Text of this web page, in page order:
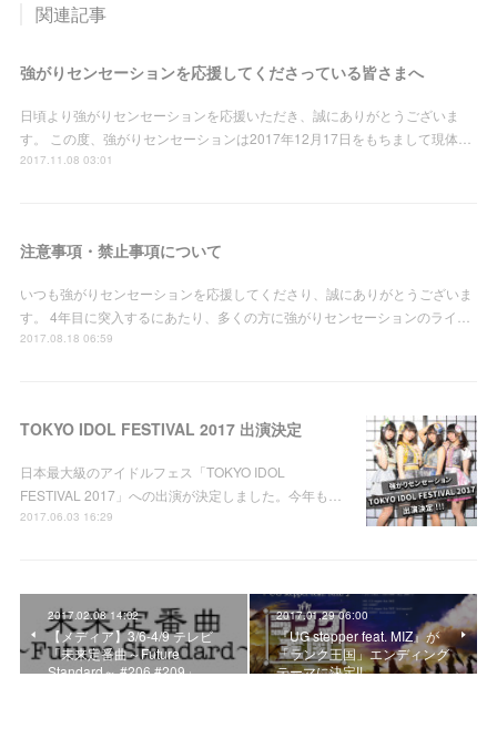
関連記事
強がりセンセーションを応援してくださっている皆さまへ
日頃より強がりセンセーションを応援いただき、誠にありがとうございま
す。 この度、強がりセンセーションは2017年12月17日をもちまして現体…
2017.11.08 03:01
注意事項・禁止事項について
いつも強がりセンセーションを応援してくださり、誠にありがとうございま
す。 4年目に突入するにあたり、多くの方に強がりセンセーションのライ…
2017.08.18 06:59
TOKYO IDOL FESTIVAL 2017 出演決定
日本最大級のアイドルフェス「TOKYO IDOL
FESTIVAL 2017」への出演が決定しました。今年も…
2017.06.03 16:29
2017.02.08 14:02
【メディア】3/6-4/9 テレビ
「未来定番曲～Future
Standard～ #206 #209」
2017.01.29 06:00
『UG stepper feat. MIZ』が
「ランク王国」エンディング
テーマに決定!!